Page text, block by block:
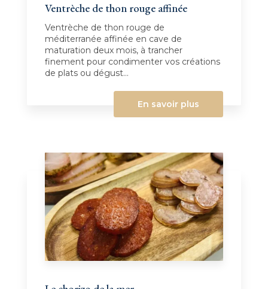
Ventrèche de thon rouge affinée
Ventrèche de thon rouge de
méditerranée affinée en cave de
maturation deux mois, à trancher
finement pour condimenter vos créations
de plats ou dégust...
En savoir plus